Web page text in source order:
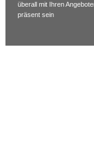
überall mit Ihren
präsent sein